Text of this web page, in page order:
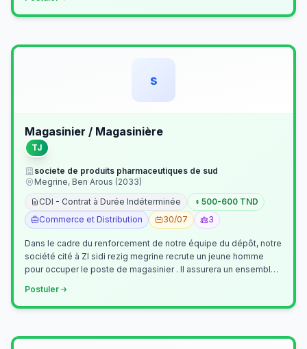
s
Magasinier / Magasinière
TJ
societe de produits pharmaceutiques de sud
Megrine, Ben Arous (2033)
CDI - Contrat à Durée Indéterminée
500-600 TND
Commerce et Distribution
30/07 3
Dans le cadre du renforcement de notre équipe du dépôt, notre
société cité à ZI sidi rezig megrine recrute un jeune homme
pour occuper le poste de magasinier . Il assurera un ensemble
Postuler